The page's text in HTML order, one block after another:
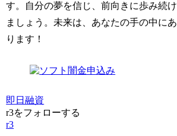
す。自分の夢を信じ、前向きに歩み続け
ましょう。未来は、あなたの手の中にあ
ります！
即日融資
r3をフォローする
r3